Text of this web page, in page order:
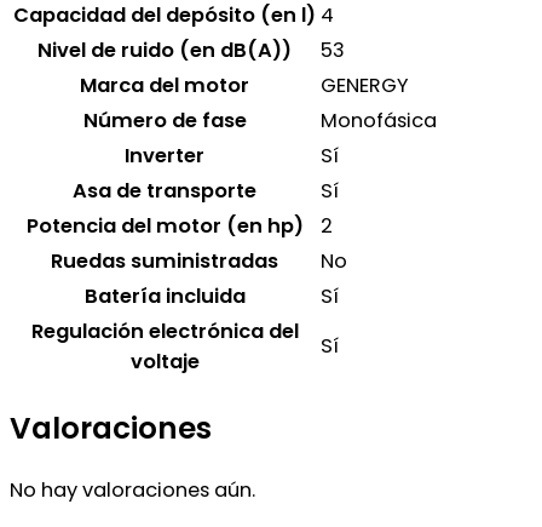
Capacidad del depósito (en l) 4
Nivel de ruido (en dB(A))
53
Marca del motor
GENERGY
Número de fase
Monofásica
Inverter
Sí
Asa de transporte
Sí
Potencia del motor (en hp)
2
Ruedas suministradas
No
Batería incluida
Sí
Regulación electrónica del
voltaje
Sí
Valoraciones
No hay valoraciones aún.